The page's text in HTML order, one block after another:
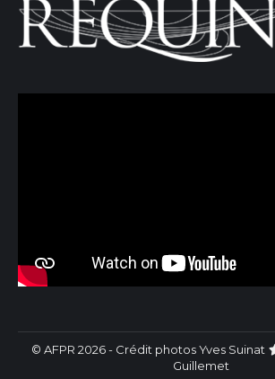
© AFPR 2026 - Crédit photos Yves Suinat
Guillemet